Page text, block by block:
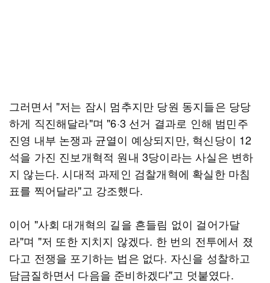
그러면서 "저는 잠시 멈추지만 당원 동지들은 당당
하게 직진해달라"며 "6·3 선거 결과로 인해 범민주
진영 내부 논쟁과 균열이 예상되지만, 혁신당이 12
석을 가진 진보개혁적 원내 3당이라는 사실은 변하
지 않는다. 시대적 과제인 검찰개혁에 확실한 마침
표를 찍어달라"고 강조했다.
이어 "사회 대개혁의 길을 흔들림 없이 걸어가달
라"며 "저 또한 지치지 않겠다. 한 번의 전투에서 졌
다고 전쟁을 포기하는 법은 없다. 자신을 성찰하고
담금질하면서 다음을 준비하겠다"고 덧붙였다.